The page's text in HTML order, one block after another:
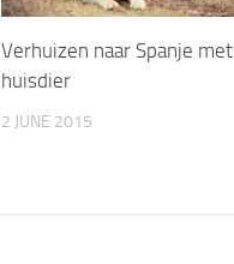
Verhuizen naar Spanje met
huisdier
2 JUNE 2015